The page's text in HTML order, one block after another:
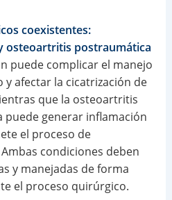
coexistentes:
osteoartritis postraumática
puede complicar el manejo
afectar la cicatrización de
que la osteoartritis
puede generar inflamación
el proceso de
condiciones deben
y manejadas de forma
el proceso quirúrgico.